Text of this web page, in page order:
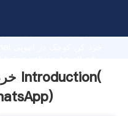
research strength
خرد کن کوچک در اتیوپی Introduction(
)